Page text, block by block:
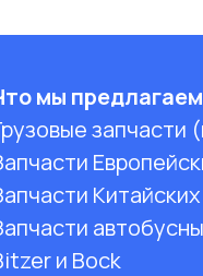
мы
запчасти
и Bock